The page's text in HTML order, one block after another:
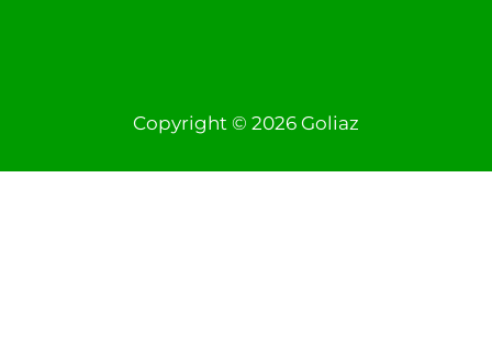
Copyright © 2026 Goliaz